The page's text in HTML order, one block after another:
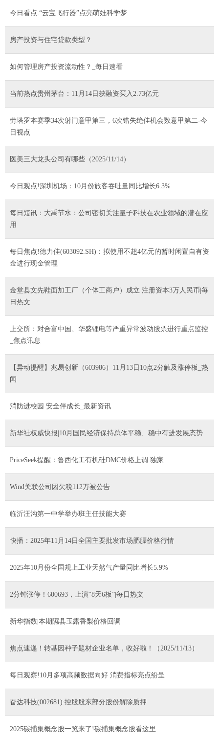
今日看点:“云宝飞行器”点亮萌娃科学梦
房产投资与住宅贷款类型？
如何管理房产投资流动性？_每日速看
当前热点贵州茅台：11月14日获融资买入2.73亿元
劳塔罗本赛季34次射门意甲第三，6次错失绝佳机会数意甲第二-今
日视点
医美三大龙头公司有哪些（2025/11/14）
今日观点!深圳机场：10月份旅客吞吐量同比增长6.3%
每日短讯：大禹节水：公司密切关注量子科技在农业领域的潜在应
用
每日焦点!德力佳(603092.SH)：拟使用不超4亿元的暂时闲置自有资
金进行现金管理
金堂县文先鞋面加工厂（个体工商户）成立 注册资本3万人民币|每
日热文
上交所：对合富中国、华盛锂电等严重异常波动股票进行重点监控
_焦点讯息
【异动提醒】兆易创新（603986）11月13日10点2分触及涨停板_热
闻
消防进校园 安全伴成长_最新资讯
新华社权威快报|10月国民经济保持总体平稳、稳中有进发展态势
PriceSeek提醒：鲁西化工有机硅DMC价格上调 独家
Wind关联公司因欠税112万被公告
临沂汪沟第一中学举办班主任技能大赛
快播：2025年11月14日全国主要批发市场肥膘价格行情
2025年10月份全国规上工业天然气产量同比增长5.9%
2分钟涨停！600693，上演“8天6板”|每日热文
新华指数|本期隰县玉露香梨价格回调
焦点速递！转基因种子题材企业名单，收好啦！（2025/11/13）
每日观察!10月多项高频数据向好 消费指标亮点纷呈
奋达科技(002681):控股股东部分股份解除质押
2025碳捕集概念股一览来了!碳捕集概念股看这里